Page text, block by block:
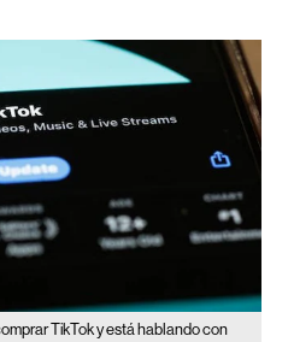
TikTok y está hablando con